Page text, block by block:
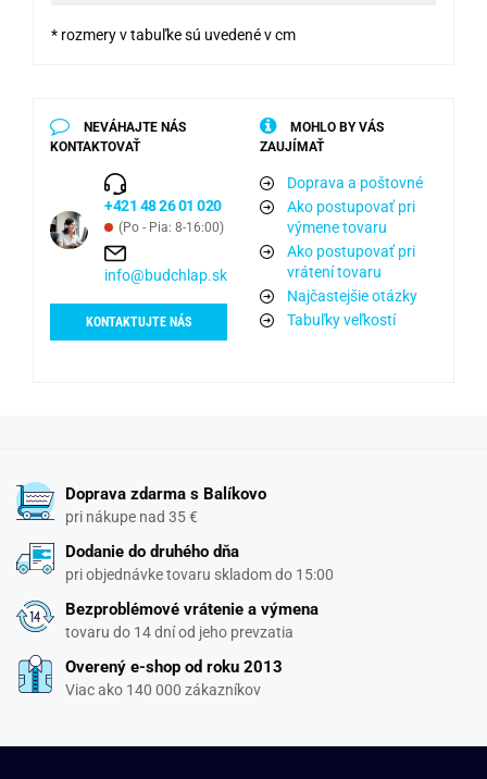
* rozmery v tabuľke sú uvedené v cm
NEVÁHAJTE NÁS
KONTAKTOVAŤ
+421 48 26 01 020
(Po - Pia: 8-16:00)
info@budchlap.sk
KONTAKTUJTE NÁS
MOHLO BY VÁS
ZAUJÍMAŤ
Doprava a poštovné
Ako postupovať pri
výmene tovaru
Ako postupovať pri
vrátení tovaru
Najčastejšie otázky
Tabuľky veľkostí
Doprava zdarma s Balíkovo
pri nákupe nad 35 €
Dodanie do druhého dňa
pri objednávke tovaru skladom do 15:00
Bezproblémové vrátenie a výmena
tovaru do 14 dní od jeho prevzatia
Overený e-shop od roku 2013
Viac ako 140 000 zákazníkov